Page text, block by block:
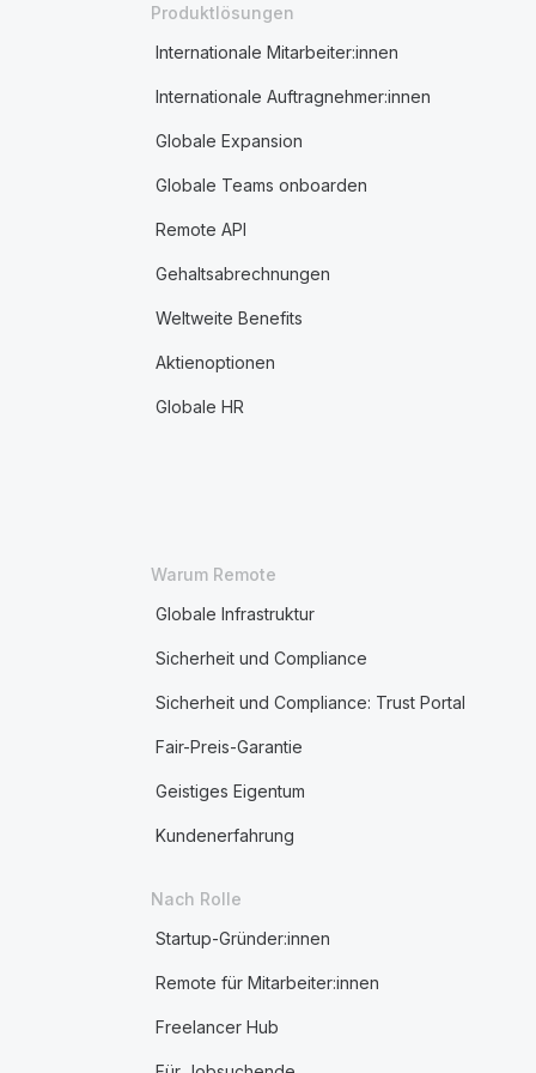
Produktlösungen
Internationale Mitarbeiter:innen
Internationale Auftragnehmer:innen
Globale Expansion
Globale Teams onboarden
Remote API
Gehaltsabrechnungen
Weltweite Benefits
Aktienoptionen
Globale HR
Warum Remote
Globale Infrastruktur
Sicherheit und Compliance
Sicherheit und Compliance: Trust Portal
Fair-Preis-Garantie
Geistiges Eigentum
Kundenerfahrung
Nach Rolle
Startup-Gründer:innen
Remote für Mitarbeiter:innen
Freelancer Hub